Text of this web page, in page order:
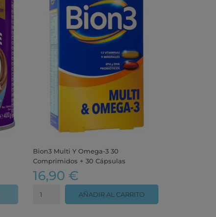
Bion3 Multi Y Omega-3 30
Comprimidos + 30 Cápsulas
16,90 €
AÑADIR AL CARRITO